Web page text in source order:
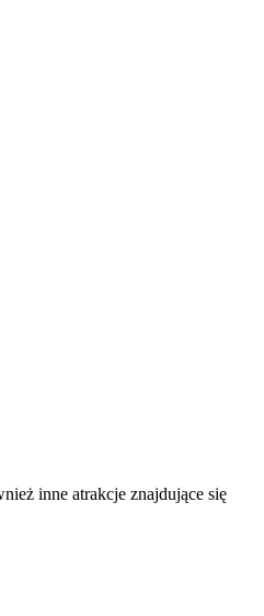
inne atrakcje znajdujące się